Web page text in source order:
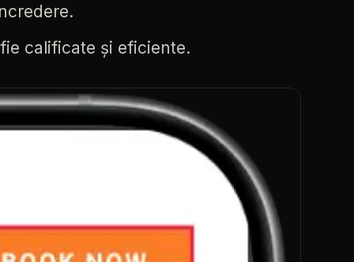
fie calificate și eficiente.